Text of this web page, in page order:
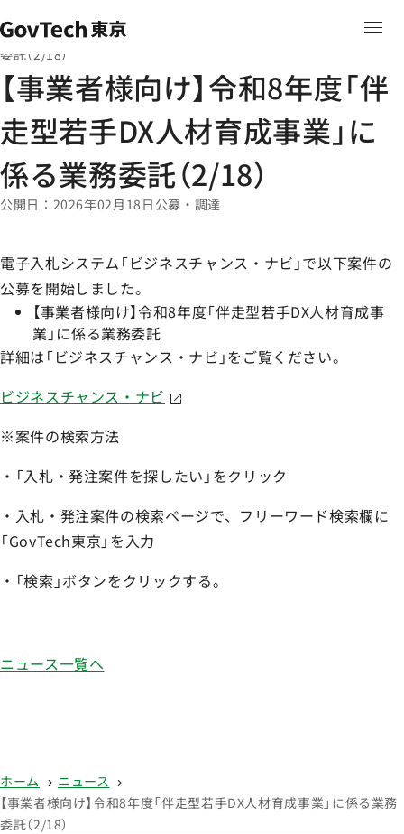
ホーム
【事業者様向け】令和8年度「伴走型若手DX人材育成事業」に係る業務
委託（2/18）
【事業者様向け】令和8年度「伴
走型若手DX人材育成事業」に
係る業務委託（2/18）
公開日 2026年02月18日 公募・調達
電子入札システム「ビジネスチャンス・ナビ」で以下案件の
公募を開始しました。
【事業者様向け】令和8年度「伴走型若手DX人材育成事
業」に係る業務委託
詳細は「ビジネスチャンス・ナビ」をご覧ください。
ビジネスチャンス・ナビ
※案件の検索方法
・「入札・発注案件を探したい」をクリック
・入札・発注案件の検索ページで、フリーワード検索欄に
「GovTech東京」を入力
・「検索」ボタンをクリックする。
ニュース一覧へ
ホーム
ニュース
【事業者様向け】令和8年度「伴走型若手DX人材育成事業」に係る業務
委託（2/18）